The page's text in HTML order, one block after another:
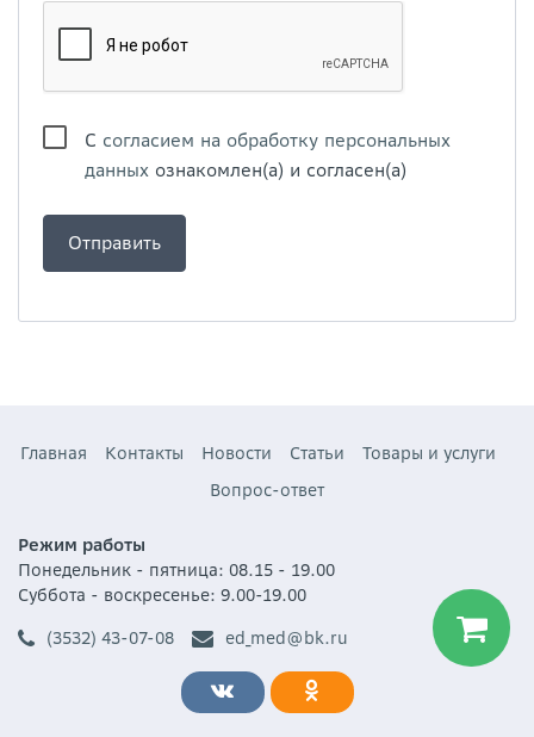
С согласием на обработку персональных
данных ознакомлен(а) и согласен(а)
Главная Контакты Новости Статьи
Товары и услуги
Вопрос-ответ
Режим работы
Понедельник - пятница: 08.15 - 19.00
Суббота - воскресенье: 9.00-19.00
(3532) 43-07-08
ed_med@bk.ru